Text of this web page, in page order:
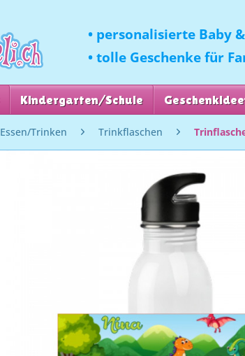
• personalisierte Baby
• tolle Geschenke für
Kindergarten/Schule
Essen/Trinken Trinkflaschen